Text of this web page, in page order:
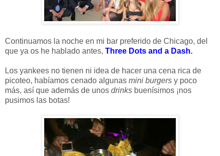
Continuamos la noche en mi bar preferido de Chicago, del
que ya os he hablado antes, Three Dots and a Dash.
Los yankees no tienen ni idea de hacer una cena rica de
picoteo, habíamos cenado algunas mini burgers y poco
más, así que además de unos drinks buenísimos ¡nos
pusimos las botas!